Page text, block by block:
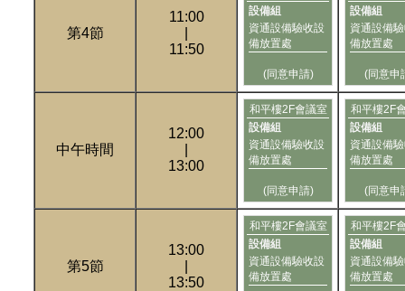
第4節
11:00
11:50
設備組
資通設備驗收設
備放置處
(同意申請)
設備組
資通設備
備放置處
(同意申
中午時間
12:00
13:00
和平樓2F會議室
設備組
資通設備驗收設
備放置處
(同意申請)
和平樓2F
設備組
資通設備
備放置處
(同意申
第5節
13:00
13:50
和平樓2F會議室
設備組
資通設備驗收設
備放置處
和平樓2F
設備組
資通設備
備放置處